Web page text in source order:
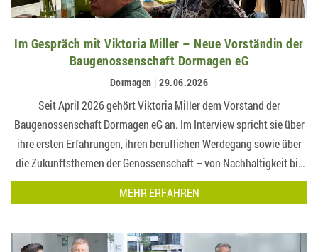
Im Gespräch mit Viktoria Miller – Neue Vorständin der
Baugenossenschaft Dormagen eG
Dormagen | 29.06.2026
Seit April 2026 gehört Viktoria Miller dem Vorstand der
Baugenossenschaft Dormagen eG an. Im Interview spricht sie über
ihre ersten Erfahrungen, ihren beruflichen Werdegang sowie über
die Zukunftsthemen der Genossenschaft – von Nachhaltigkeit bis
bezahlbarem Wohn…
MEHR ERFAHREN